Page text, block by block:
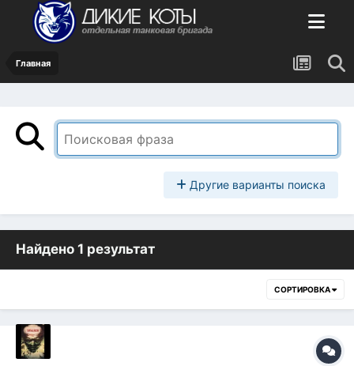
Главная
Другие варианты поиска
Найдено 1 результат
СОРТИРОВКА